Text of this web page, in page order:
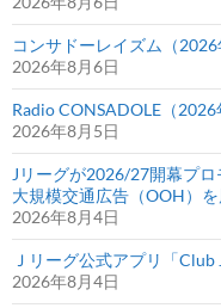
コンサドーレイズム（2026
2026年8月6日
Radio CONSADOLE（2026
2026年8月5日
Jリーグが2026/27開幕プ
大規模交通広告（OOH）
2026年8月4日
Ｊリーグ公式アプリ「
2026年8月4日